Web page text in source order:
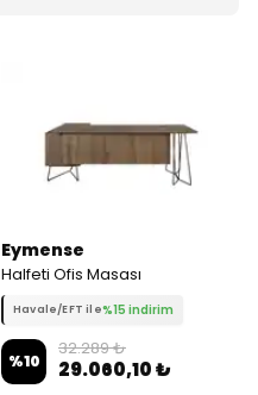
Eymense
Halfeti Ofis Masası
Havale/EFT ile%15 indirim
%10
32.289 ₺
29.060,10 ₺